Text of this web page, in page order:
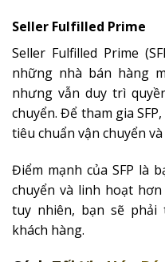
Seller Fulfilled Prime
Seller Fulfilled Prime
những nhà bán hàng
nhưng vẫn duy trì
chuyển. Để tham gia
tiêu chuẩn vận chuyển
Điểm mạnh của SFP là
chuyển và linh hoạt
tuy nhiên, bạn sẽ phải
khách hàng.